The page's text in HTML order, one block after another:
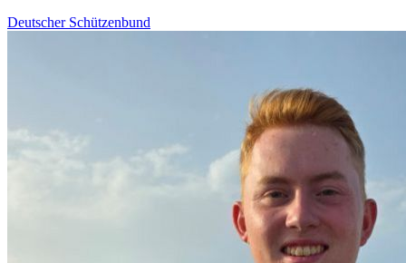
Deutscher Schützenbund